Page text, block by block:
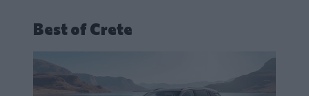
Best of Crete